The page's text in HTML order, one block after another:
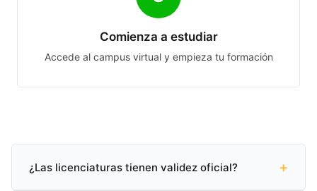
Comienza a estudiar
Accede al campus virtual y empieza tu formación
¿Las licenciaturas tienen validez oficial? +